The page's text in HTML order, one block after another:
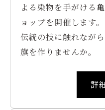
よる染物を手がける
ョップを開催します。
伝統の技に触れなが
旗を作りませんか。
詳